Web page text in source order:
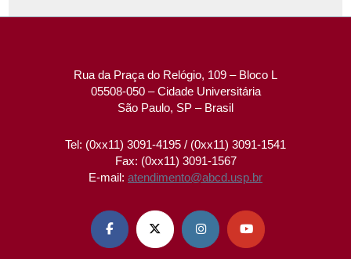
Rua da Praça do Relógio, 109 – Bloco L
05508-050 – Cidade Universitária
São Paulo, SP – Brasil
Tel: (0xx11) 3091-4195 / (0xx11) 3091-1541
Fax: (0xx11) 3091-1567
E-mail: atendimento@abcd.usp.br
   